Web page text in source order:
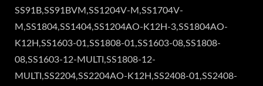
SS91B,SS91BVM,SS1204V-M,SS1704V-
M,SS1804,SS1404,SS1204AO-K12H-3,SS1804AO-
K12H,SS1603-01,SS1808-01,SS1603-08,SS1808-
08,SS1603-12-MULTI,SS1808-12-
MULTI,SS2204,SS2204AO-K12H,SS2408-01,SS2408-